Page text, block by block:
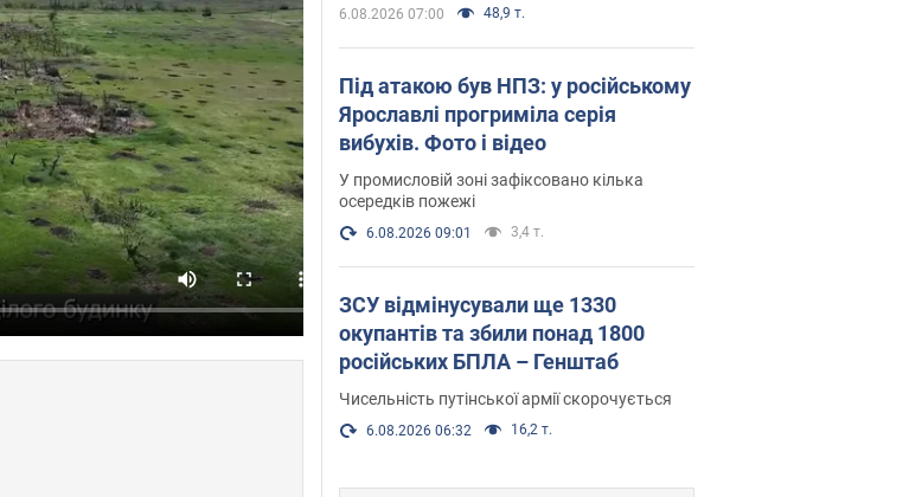
6.08.2026 07:00 48,9 т.
Під атакою був НПЗ: у російському
Ярославлі прогриміла серія
вибухів. Фото і відео
У промисловій зоні зафіксовано кілька
осередків пожежі
6.08.2026 09:01 3,4 т.
ЗСУ відмінусували ще 1330
окупантів та збили понад 1800
російських БПЛА – Генштаб
Чисельність путінської армії скорочується
6.08.2026 06:32 16,2 т.